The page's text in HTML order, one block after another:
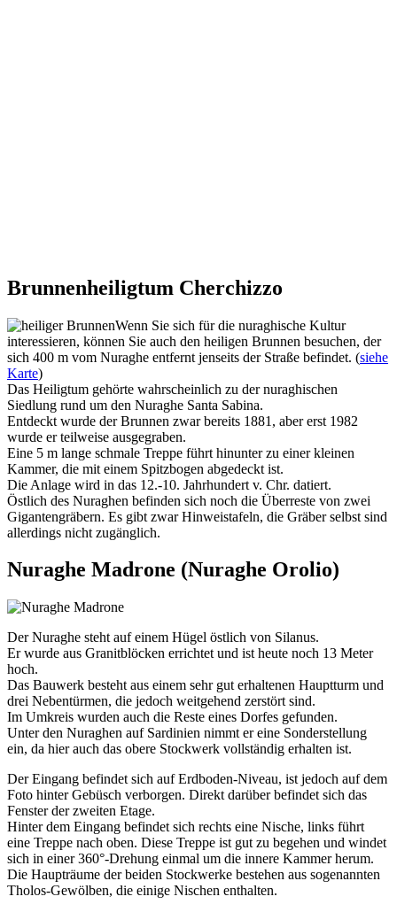
Brunnenheiligtum Cherchizzo
Wenn Sie sich für die nuraghische Kultur
interessieren, können Sie auch den heiligen Brunnen besuchen, der
sich 400 m vom Nuraghe entfernt jenseits der Straße befindet. (siehe
Karte)
Das Heiligtum gehörte wahrscheinlich zu der nuraghischen
Siedlung rund um den Nuraghe Santa Sabina.
Entdeckt wurde der Brunnen zwar bereits 1881, aber erst 1982
wurde er teilweise ausgegraben.
Eine 5 m lange schmale Treppe führt hinunter zu einer kleinen
Kammer, die mit einem Spitzbogen abgedeckt ist.
Die Anlage wird in das 12.-10. Jahrhundert v. Chr. datiert.
Östlich des Nuraghen befinden sich noch die Überreste von zwei
Gigantengräbern. Es gibt zwar Hinweistafeln, die Gräber selbst sind
allerdings nicht zugänglich.
Nuraghe Madrone (Nuraghe Orolio)
Der Nuraghe steht auf einem Hügel östlich von Silanus.
Er wurde aus Granitblöcken errichtet und ist heute noch 13 Meter
hoch.
Das Bauwerk besteht aus einem sehr gut erhaltenen Hauptturm und
drei Nebentürmen, die jedoch weitgehend zerstört sind.
Im Umkreis wurden auch die Reste eines Dorfes gefunden.
Unter den Nuraghen auf Sardinien nimmt er eine Sonderstellung
ein, da hier auch das obere Stockwerk vollständig erhalten ist.
Der Eingang befindet sich auf Erdboden-Niveau, ist jedoch auf dem
Foto hinter Gebüsch verborgen. Direkt darüber befindet sich das
Fenster der zweiten Etage.
Hinter dem Eingang befindet sich rechts eine Nische, links führt
eine Treppe nach oben. Diese Treppe ist gut zu begehen und windet
sich in einer 360°-Drehung einmal um die innere Kammer herum.
Die Haupträume der beiden Stockwerke bestehen aus sogenannten
Tholos-Gewölben, die einige Nischen enthalten.